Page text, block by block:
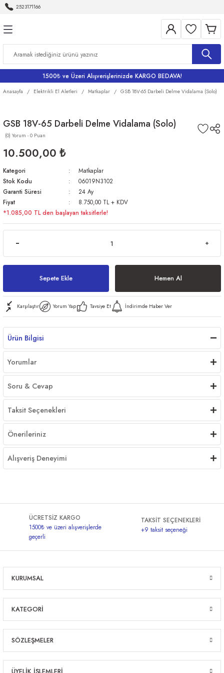
2523171166
Banyo Bataryaları
Eviye Bataryası
1500₺ ve Üzeri Alışverişlerinizde KARGO BEDAVA!
Anasayfa Elektrikli El Aletleri Matkaplar GSB 18V-65 Darbeli Delme Vidalama (Solo)
GSB 18V-65 Darbeli Delme Vidalama (Solo)
(0) Yorum - 0 Puan
10.500,00 ₺
Kategori
Matkaplar
Stok Kodu
06019N3102
Garanti Süresi
24 Ay
Fiyat
8.750,00 TL + KDV
*1.085,00 TL den başlayan taksitlerle!
Sepete Ekle Hemen Al
Karşılaştır Yorum Yap Tavsiye Et İndirimde Haber Ver
Ürün Bilgisi
Yorumlar
Soru & Cevap
Taksit Seçenekleri
Önerileriniz
Alışveriş Deneyimi
ÜCRETSİZ KARGO
1500₺ ve üzeri alışverişlerde
geçerli
TAKSİT SEÇENEKLERİ
+9 taksit seçeneği
KURUMSAL
KATEGORİ
SÖZLEŞMELER